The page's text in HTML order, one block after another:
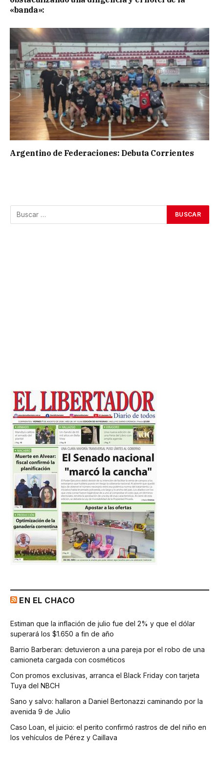
«banda»:
Argentino de Federaciones: Debuta Corrientes
EN EL CHACO
Estiman que la inflación de julio fue del 2% y que el dólar
superará los $1.650 a fin de año
Barrio Barberan: detuvieron a una pareja por el robo de una
camioneta cargada con cosméticos
Con promos exclusivas, arranca el Black Friday con tarjeta
Tuya del NBCH
Sano y salvo: hallaron a Daniel Bertonazzi caminando por la
avenida 9 de Julio
Caso Loan, el juicio: el perito confirmó rastros de del niño en
los vehículos de Pérez y Caillava